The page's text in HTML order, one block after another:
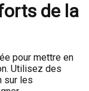
de la
pour mettre en
Utilisez des
sur les